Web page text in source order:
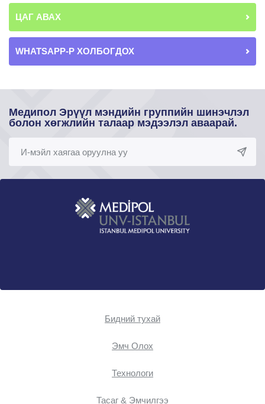
ЦАГ АВАХ
WHATSAPP-Р ХОЛБОГДОХ
Медипол Эрүүл мэндийн группийн шинэчлэл
болон хөгжлийн талаар мэдээлэл аваарай.
Бидний тухай
Эмч Oлох
Технологи
Тасаг & Эмчилгээ